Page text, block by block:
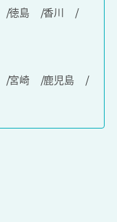
徳島
香川
宮崎
鹿児島